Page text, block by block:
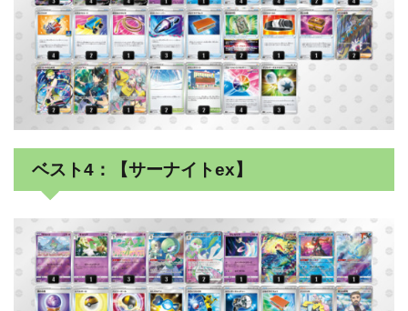
ベスト4：【サーナイトex】